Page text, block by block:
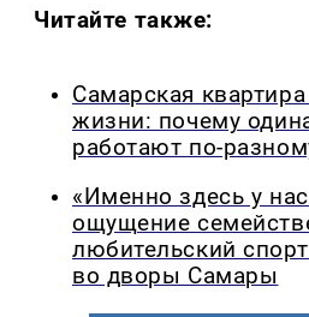
Читайте также:
Самарская
жизни: почему
работают по-
«Именно здесь у
ощущение
любительский
во дворы Самары